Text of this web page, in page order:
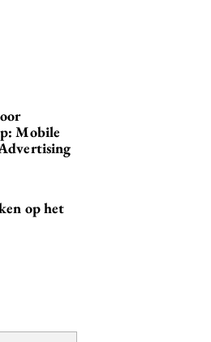
Mobile
op het